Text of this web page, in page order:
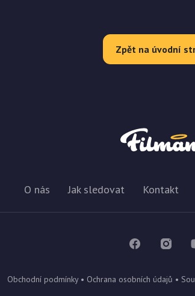
Zpět na úvodní
O nás Jak sledovat Kontakt
Obchodní podmínky• Ochrana osobních údajů •